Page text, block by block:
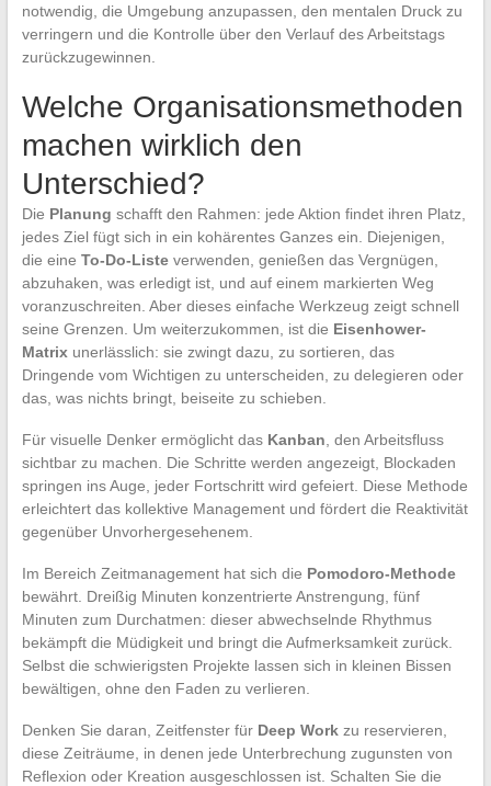
notwendig, die Umgebung anzupassen, den mentalen Druck zu
verringern und die Kontrolle über den Verlauf des Arbeitstags
zurückzugewinnen.
Welche Organisationsmethoden
machen wirklich den
Unterschied?
Die Planung schafft den Rahmen: jede Aktion findet ihren Platz,
jedes Ziel fügt sich in ein kohärentes Ganzes ein. Diejenigen,
die eine To-Do-Listeverwenden, genießen das Vergnügen,
abzuhaken, was erledigt ist, und auf einem markierten Weg
voranzuschreiten. Aber dieses einfache Werkzeug zeigt schnell
seine Grenzen. Um weiterzukommen, ist die Eisenhower-
Matrixunerlässlich: sie zwingt dazu, zu sortieren, das
Dringende vom Wichtigen zu unterscheiden, zu delegieren oder
das, was nichts bringt, beiseite zu schieben.
Für visuelle Denker ermöglicht das Kanban , den Arbeitsfluss
sichtbar zu machen. Die Schritte werden angezeigt, Blockaden
springen ins Auge, jeder Fortschritt wird gefeiert. Diese Methode
erleichtert das kollektive Management und fördert die Reaktivität
gegenüber Unvorhergesehenem.
Im Bereich Zeitmanagement hat sich die Pomodoro-Methode
bewährt. Dreißig Minuten konzentrierte Anstrengung, fünf
Minuten zum Durchatmen: dieser abwechselnde Rhythmus
bekämpft die Müdigkeit und bringt die Aufmerksamkeit zurück.
Selbst die schwierigsten Projekte lassen sich in kleinen Bissen
bewältigen, ohne den Faden zu verlieren.
Denken Sie daran, Zeitfenster für Deep Workzu reservieren,
diese Zeiträume, in denen jede Unterbrechung zugunsten von
Reflexion oder Kreation ausgeschlossen ist. Schalten Sie die